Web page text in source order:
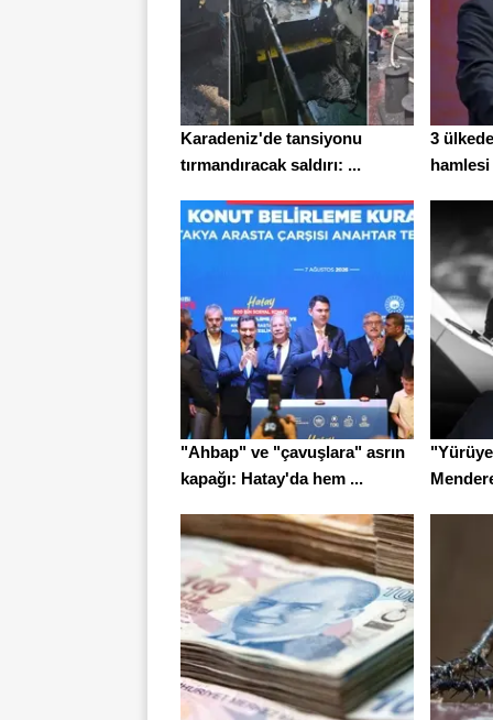
Karadeniz'de tansiyonu
tırmandıracak saldırı: ...
3
"Ahbap" ve "çavuşlara" asrın
kapağı: Hatay'da hem ...